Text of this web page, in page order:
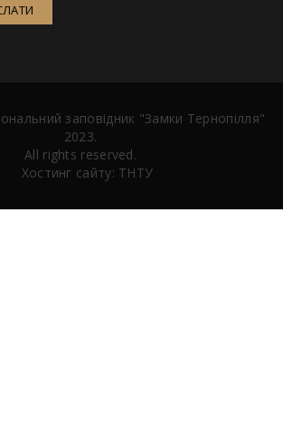
заповідник "Замки Тернопілля"
2023.
All rights reserved.
Хостинг сайту: ТНТУ